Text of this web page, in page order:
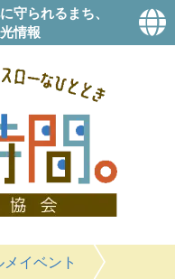
守られるまち、
情報
メイベント